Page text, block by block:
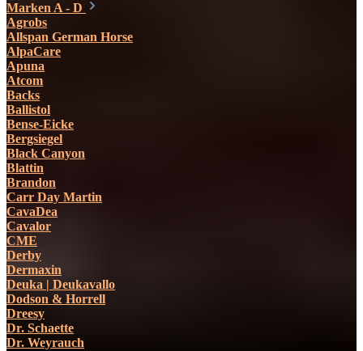
Marken A - D
Agrobs
Allspan German Horse
AlpaCare
Apuna
Atcom
Backs
Ballistol
Bense-Eicke
Bergsiegel
Black Canyon
Blattin
Brandon
Carr Day Martin
CavaDea
Cavalor
CME
Derby
Dermaxin
Deuka | Deukavallo
Dodson & Horrell
Dreesy
Dr. Schaette
Dr. Weyrauch